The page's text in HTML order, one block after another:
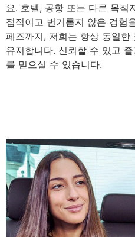
요. 호텔, 공항 또는 다른 목적
접적이고 번거롭지 않은 경험
페즈까지, 저희는 항상 동일
유지합니다. 신뢰할 수 있고
를 믿으실 수 있습니다.